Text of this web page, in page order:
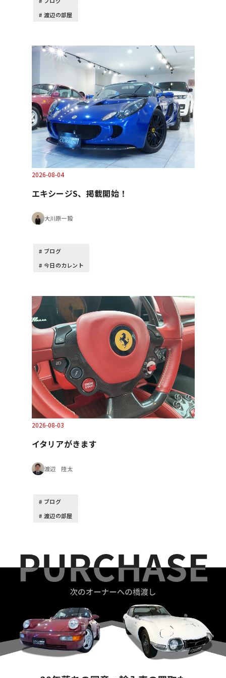
渡辺の部屋
2026-08-04
エキシージS、掲載開始！
大川原一毅
ブログ
今日のカレント
2026-08-03
イタリアがきます
渡辺 陸太
ブログ
渡辺の部屋